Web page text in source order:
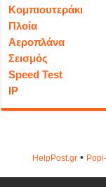
Κομπιουτεράκι
Πλοία
Αεροπλάνα
Σεισμός
Speed Test
IP
HelpPost.gr•